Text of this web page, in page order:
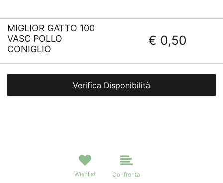
MIGLIOR GATTO 100
VASC POLLO
CONIGLIO
€ 0,50
Verifica Disponibilità
Wishlist Confronta